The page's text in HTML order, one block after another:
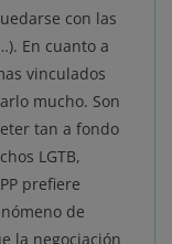
con las
En cuanto a
vinculados
mucho. Son
tan a fondo
LGTB,
prefiere
de
la negociación